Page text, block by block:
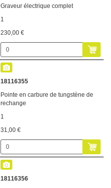
Graveur électrique complet
1
230,00 €
18116355
Pointe en carbure de tungstène de
rechange
1
31,00 €
18116356